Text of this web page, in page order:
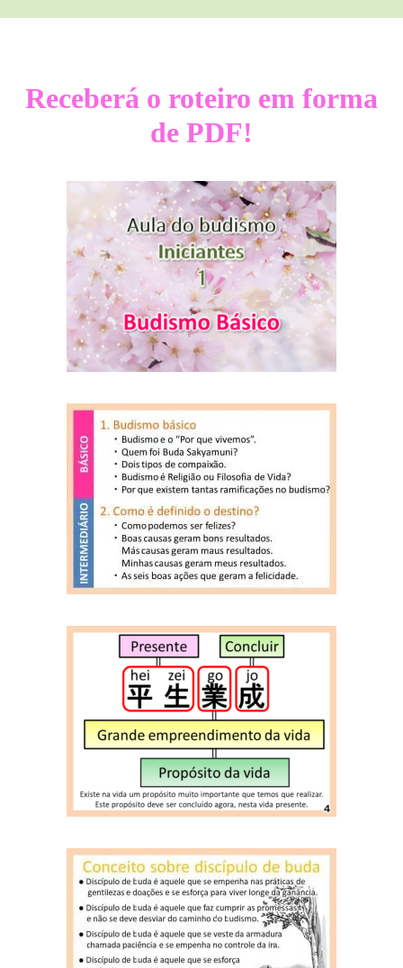
Receberá o roteiro em forma
de PDF!